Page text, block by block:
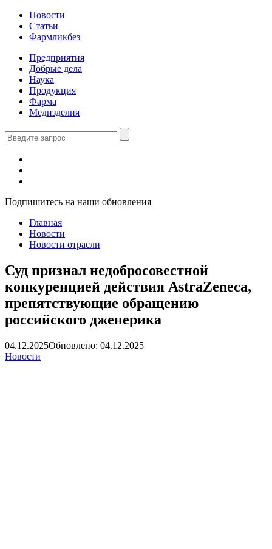
Новости
Статьи
Фармликбез
Предприятия
Добрые дела
Наука
Продукция
Фарма
Медизделия
Подпишитесь на наши обновления
Главная
Новости
Новости отрасли
Суд признал недобросовестной
конкуренцией действия AstraZeneca,
препятствующие обращению
российского дженерика
04.12.2025Обновлено: 04.12.2025
Новости